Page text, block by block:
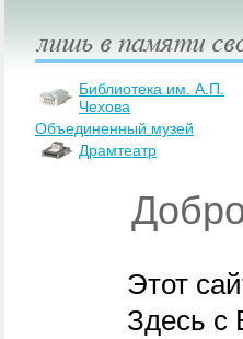
Библиотека им. А.П.
Чехова
Объединенный музей
Драмтеатр
Этот
Здесь с